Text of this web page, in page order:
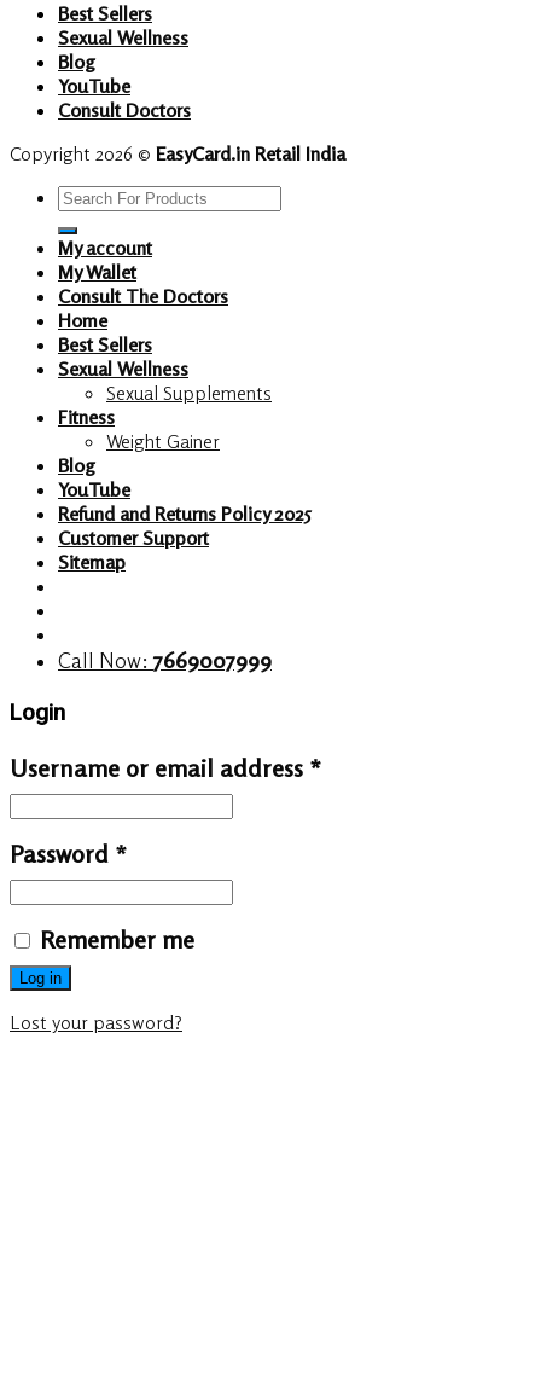
Best Sellers
Sexual Wellness
Blog
YouTube
Consult Doctors
Copyright 2026 © EasyCard.in Retail India
Search
for:
My account
My Wallet
Consult The Doctors
Home
Best Sellers
Sexual Wellness
Sexual Supplements
Fitness
Weight Gainer
Blog
YouTube
Refund and Returns Policy 2025
Customer Support
Sitemap
Call Now: 7669007999
Login
Username or email address *
Password *
Remember me
Log in
Lost your password?